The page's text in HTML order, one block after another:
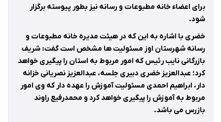
برای اعضاء خانه مطبوعات و رسانه نیز بطور پیوسته برگزار
شود.
خضری با اشاره به این که در هیئت مدیره خانه مطبوعات و
رسانه شهرستان اوز مسئولیت ها مشخص است گفت: شریف
بازرگانی نایب رئیس که امور مربوط به استان را پیگیری خواهد
کرد؛ عبدالعزیز خضری دبیری جلسه، عبدالعزیز نصریانی خزانه
دار، ابراهیم احمدی مسئولیت آموزش را عهده دار که وی امور
مربوط به آموزش را پیگیری خواهد کرد و محمدرفیع راوند
بازرس می باشد.